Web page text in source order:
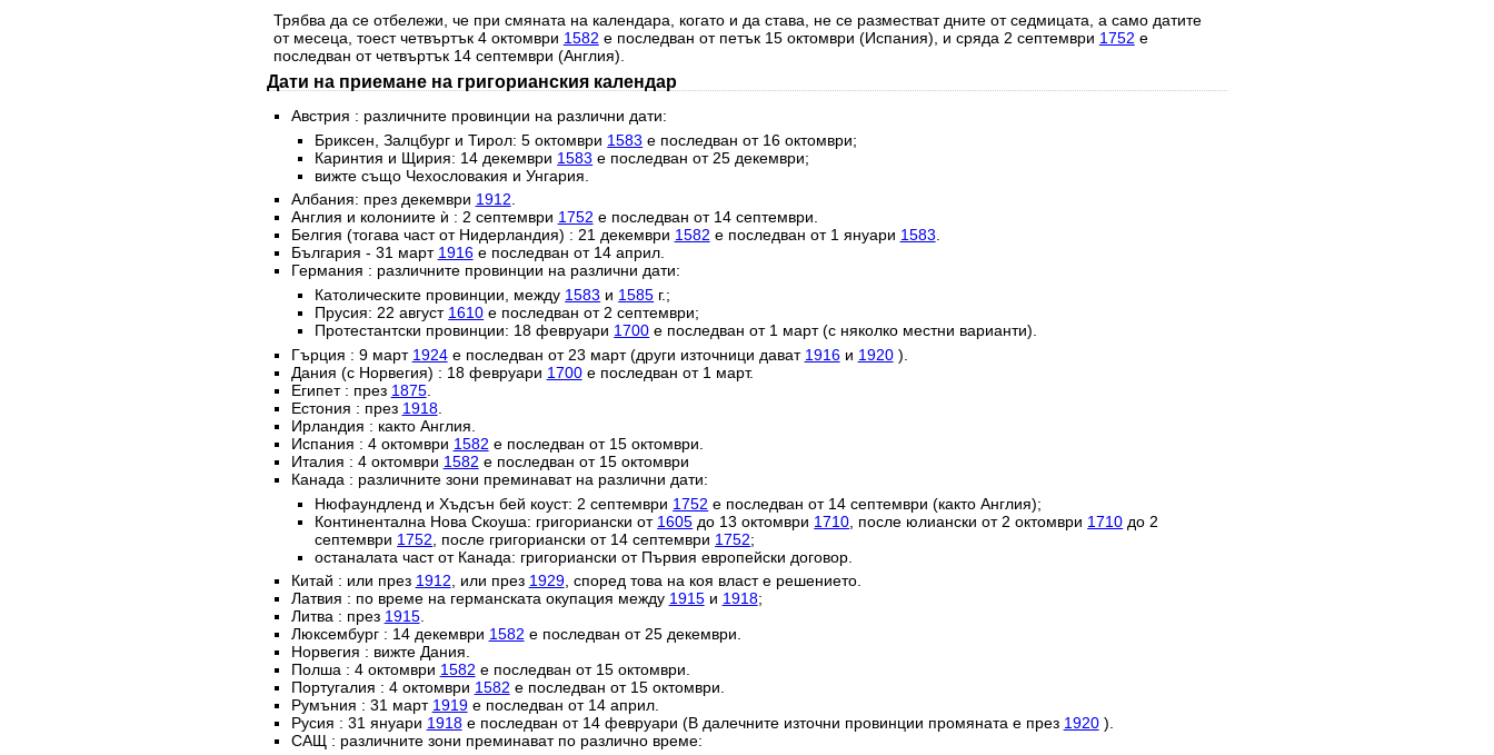
Трябва да се отбележи, че при смяната на календара, когато и да става, не се разместват дните от седмицата, а само датите
от месеца, тоест четвъртък 4 октомври 1582 е последван от петък 15 октомври (Испания), и сряда 2 септември 1752 е
последван от четвъртък 14 септември (Англия).
Дати на приемане на григорианския календар
Австрия : различните провинции на различни дати:
Бриксен, Залцбург и Тирол: 5 октомври 1583 е последван от 16 октомври;
Каринтия и Щирия: 14 декември 1583 е последван от 25 декември;
вижте също Чехословакия и Унгария.
Албания: през декември 1912.
Англия и колониите ѝ : 2 септември 1752 е последван от 14 септември.
Белгия (тогава част от Нидерландия) : 21 декември 1582 е последван от 1 януари 1583.
България - 31 март 1916е последван от 14 април.
Германия : различните провинции на различни дати:
Католическите провинции, между 1583 и 1585 г.;
Прусия: 22 август 1610 е последван от 2 септември;
Протестантски провинции: 18 февруари 1700 е последван от 1 март (с няколко местни варианти).
Гърция : 9 март 1924е последван от 23 март (други източници дават 1916и 1920).
Дания (с Норвегия) : 18 февруари 1700е последван от 1 март.
Египет : през 1875.
Естония : през 1918.
Ирландия : както Англия.
Испания : 4 октомври 1582 е последван от 15 октомври.
Италия : 4 октомври 1582 е последван от 15 октомври
Канада : различните зони преминават на различни дати:
Нюфаундленд и Хъдсън бей коуст: 2 септември 1752 е последван от 14 септември (както Англия);
Континентална Нова Скоуша: григориански от 1605 до 13 октомври 1710 , после юлиански от 2 октомври 1710 до 2
септември 1752 , после григориански от 14 септември 1752;
останалата част от Канада: григориански от Първия европейски договор.
Китай : или през 1912, или през 1929, според това на коя власт е решението.
Латвия : по време на германската окупация между 1915и 1918;
Литва : през 1915.
Люксембург : 14 декември 1582 е последван от 25 декември.
Норвегия : вижте Дания.
Полша : 4 октомври 1582 е последван от 15 октомври.
Португалия : 4 октомври 1582 е последван от 15 октомври.
Румъния : 31 март 1919е последван от 14 април.
Русия : 31 януари 1918е последван от 14 февруари (В далечните източни провинции промяната е през 1920).
САЩ : различните зони преминават по различно време: